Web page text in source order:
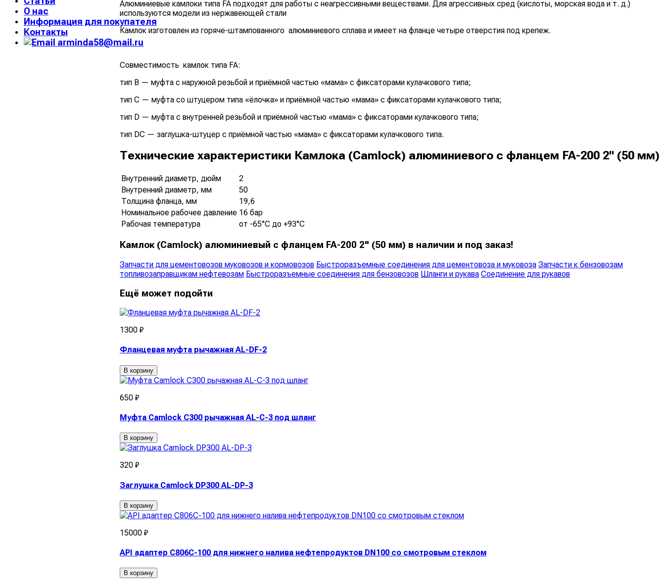
О нас
Информация для покупателя
Контакты
arminda58@mail.ru
Алюминиевые камлоки типа FA подходят для работы с неагрессивными веществами. Для агрессивных сред (кислоты, морская вода и т. д.)
используются модели из нержавеющей стали
Камлок изготовлен из горяче-штампованного алюминиевого сплава и имеет на фланце четыре отверстия под крепеж.
Совместимость камлок типа FA:
тип В — муфта с наружной резьбой и приёмной частью «мама» с фиксаторами кулачкового типа;
тип С — муфта со штуцером типа «ёлочка» и приёмной частью «мама» с фиксаторами кулачкового типа;
тип D — муфта с внутренней резьбой и приёмной частью «мама» с фиксаторами кулачкового типа;
тип DC — заглушка-штуцер с приёмной частью «мама» с фиксаторами кулачкового типа.
Технические характеристики Камлока (Camlock) алюминиевого с фланцем FA-200 2" (50 мм)
Внутренний диаметр, дюйм
2
Внутренний диаметр, мм
50
Толщина фланца, мм
19,6
Номинальное рабочее давление 16 бар
Рабочая температура
от -65°C до +93°C
Камлок (Camlock) алюминиевый с фланцем FA-200 2" (50 мм) в наличии и под заказ!
Запчасти для цементовозов муковозов и кормовозов Быстроразъемные соединения для цементовоза и муковоза Запчасти к бензовозам
топливозаправщикам нефтевозам Быстроразъемные соединения для бензовозов Шланги и рукава Соединение для рукавов
Ещё может подойти
1300 ₽
Фланцевая муфта рычажная AL-DF-2
В корзину
650 ₽
Муфта Camlock C300 рычажная AL-C-3 под шланг
В корзину
320 ₽
Заглушка Camlock DP300 AL-DP-3
В корзину
15000 ₽
API адаптер C806C-100 для нижнего налива нефтепродуктов DN100 со смотровым стеклом
В корзину